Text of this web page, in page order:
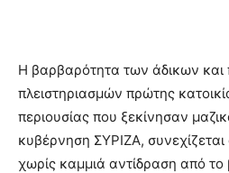
Η βαρβαρότητα των άδικων
πλειστηριασμών πρώτης
περιουσίας που ξεκίνησαν
κυβέρνηση ΣΥΡΙΖΑ,
χωρίς καμμιά αντίδραση από το